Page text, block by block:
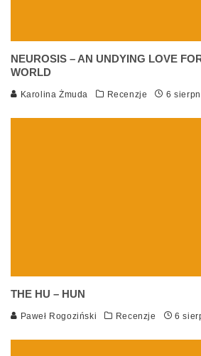
NEUROSIS – AN UNDYING LOVE
WORLD
Karolina Żmuda Recenzje 6
THE HU – HUN
Paweł Rogoziński Recenzje 6